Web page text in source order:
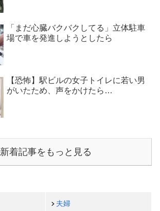
「まだ心臓バクバクしてる」立体駐車
場で車を発進しようとしたら
【恐怖】駅ビルの女子トイレに若い男
がいたため、声をかけたら…
新着記事をもっと見る
夫婦